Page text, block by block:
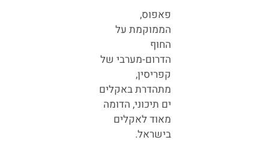
פאפוס,
הממוקמת על
החוף
הדרום-מערבי של
קפריסין,
מתהדרת באקלים
ים תיכוני, הדומה
מאוד לאקלים
בישראל.